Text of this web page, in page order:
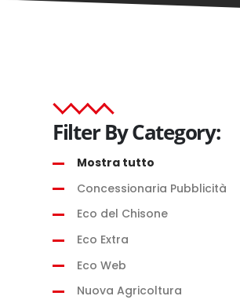
FilterBy
Mostra tutto
Concessionaria Pubblicità
Eco del Chisone
Eco Extra
Eco Web
Nuova Agricoltura